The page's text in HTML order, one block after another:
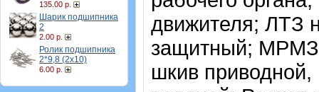
135.00 р.
Шарик подшипника
2
2.00 р.
Ролик подшипника
2*9,8 (2х10)
6.00 р.
движителя; ЛТЗ
защитный; МРМЗ
шкив